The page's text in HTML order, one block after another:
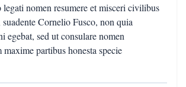
nomen resumere et misceri civilibus
Cornelio Fusco, non quia
egebat, sed ut consulare nomen
maxime partibus honesta specie